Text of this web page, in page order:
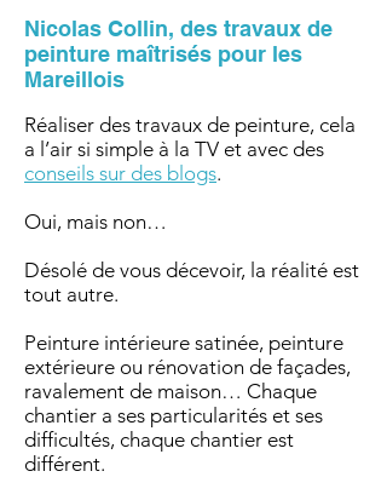
Nicolas Collin, des travaux de
peinture maîtrisés pour les
Mareillois
Réaliser des travaux de peinture, cela
a l’air si simple à la TV et avec des
conseils sur des blogs.
Oui, mais non…
Désolé de vous décevoir, la réalité est
tout autre.
Peinture intérieure satinée, peinture
extérieure ou rénovation de façades,
ravalement de maison… Chaque
chantier a ses particularités et ses
difficultés, chaque chantier est
différent.